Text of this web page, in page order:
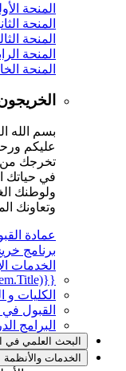
المنحة
المنحة
المنحة
المنحة
المنحة
بسم الله
عليكم
تخرجك من
في حياتك
ولوطنك
وتعاونك
عمادة
برنامج
الخدمات
{{mmc.getCurrentTranslation(item.Title)}}
الكليات و
القبول في
البرامج
البحث العلمي في
الخدمات والأنظمة